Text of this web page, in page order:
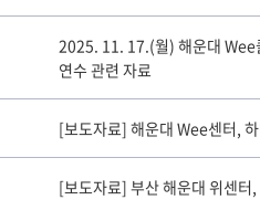
2025. 11. 17.(월) 해운대 Wee
연수 관련 자료
[보도자료] 해운대 Wee센터,
[보도자료] 부산 해운대 위센터,